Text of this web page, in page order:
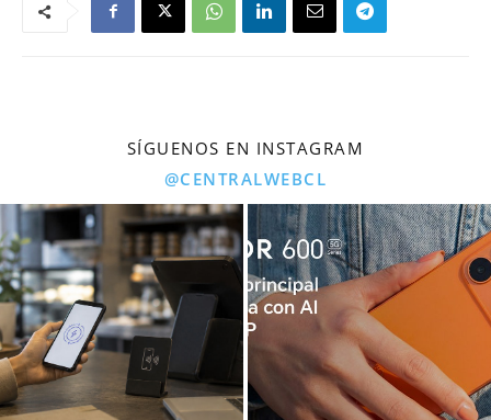
SÍGUENOS EN INSTAGRAM
@CENTRALWEBCL